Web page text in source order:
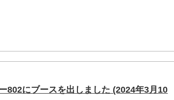
802にブースを出しました (2024年3月10